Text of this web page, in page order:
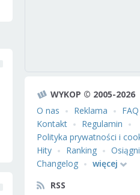
WYKOP © 2005-2026
O nas
Reklama
FAQ
Kontakt
Regulamin
Polityka prywatności i
Hity
Ranking
Changelog
więcej
RSS